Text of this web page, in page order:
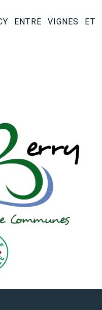
ENTRE VIGNES ET